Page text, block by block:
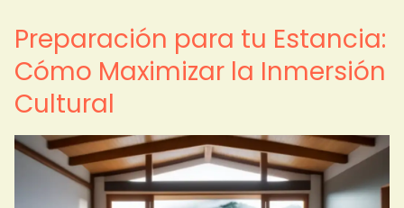
Preparación para tu Estancia:
Cómo Maximizar la Inmersión
Cultural